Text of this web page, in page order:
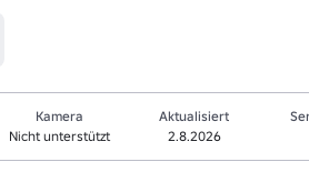
Kamera
Nicht unterstützt
Aktualisiert
2.8.2026